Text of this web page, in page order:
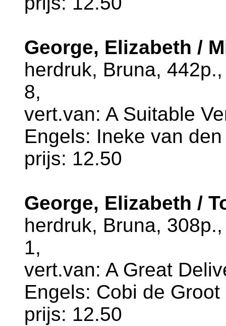
George, Elizabeth /
herdruk, Bruna,
8,
vert.van: A Suitable
Engels: Ineke van
prijs: 12.50
George, Elizabeth /
herdruk, Bruna,
1,
vert.van: A Great
Engels: Cobi de Groot
prijs: 12.50